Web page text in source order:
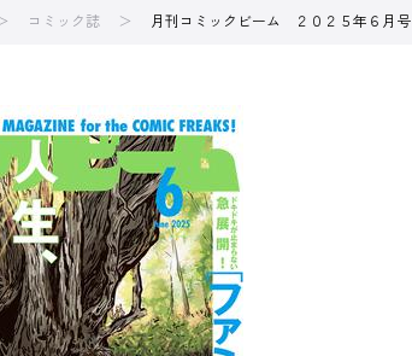
コミック誌 月刊コミックビーム ２０２５年６月号